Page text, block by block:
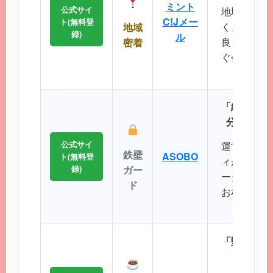
公式サイ
ト(無料登
録)
地域
密着
ミント
C!Jメー
ル
地域に根
く、コス
良く出会
ぐ会える
公式サイ
ト(無料登
録)
鉄壁
ガー
ド
ASOBO
「細かな
分にぴっ
運営実績
ィが非常
ータから
お相手を
「堅苦し